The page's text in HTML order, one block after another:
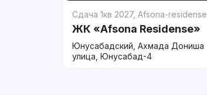
Сдача 1кв 2027,Afsona-residense
ЖК «Afsona Residense»
Юнусабадский, Ахмада Дониша
улица, Юнусабад-4